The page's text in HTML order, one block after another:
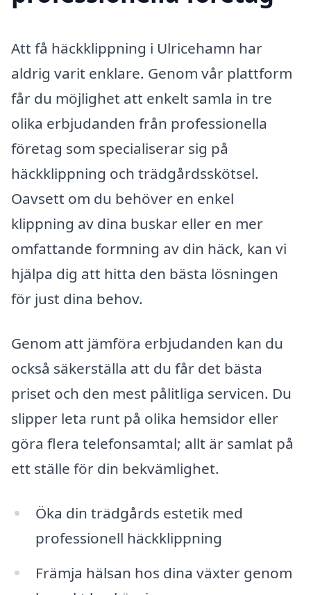
Att få häckklippning i Ulricehamn har
aldrig varit enklare. Genom vår plattform
får du möjlighet att enkelt samla in tre
olika erbjudanden från professionella
företag som specialiserar sig på
häckklippning och trädgårdsskötsel.
Oavsett om du behöver en enkel
klippning av dina buskar eller en mer
omfattande formning av din häck, kan vi
hjälpa dig att hitta den bästa lösningen
för just dina behov.
Genom att jämföra erbjudanden kan du
också säkerställa att du får det bästa
priset och den mest pålitliga servicen. Du
slipper leta runt på olika hemsidor eller
göra flera telefonsamtal; allt är samlat på
ett ställe för din bekvämlighet.
Öka din trädgårds estetik med
professionell häckklippning
Främja hälsan hos dina växter genom